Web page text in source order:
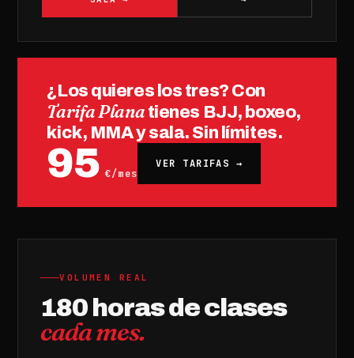
¿Los quieres los tres? Con
Tarifa Plana tienes BJJ, boxeo,
kick, MMA y sala. Sin límites.
95 €/mes
VER TARIFAS →
VOLUMEN REAL
180 horas de clases
cada mes.